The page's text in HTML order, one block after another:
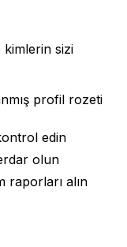
kimlerin sizi
profil rozeti
edin
olun
raporları alın